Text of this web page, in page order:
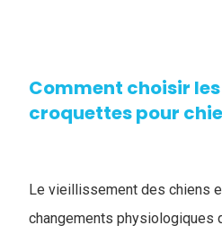
Comment choisir
croquettes pour
Le vieillissement des chiens
changements physiologiques